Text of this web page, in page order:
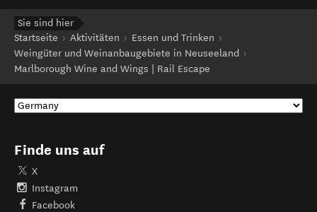
Sie sind hier
Startseite
Aktivitäten
Essen und Trinken
Weingüter und Weinanbaugebiete in Neuseeland
Marlborough Wine and Wings | Rail Escape
Finde uns auf
X
Instagram
Facebook